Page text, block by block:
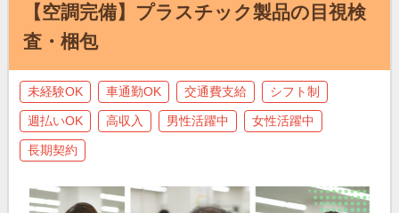
【空調完備】プラスチック製品の目視検
査・梱包
未経験OK 車通勤OK 交通費支給 シフト制
週払いOK 高収入 男性活躍中 女性活躍中
長期契約